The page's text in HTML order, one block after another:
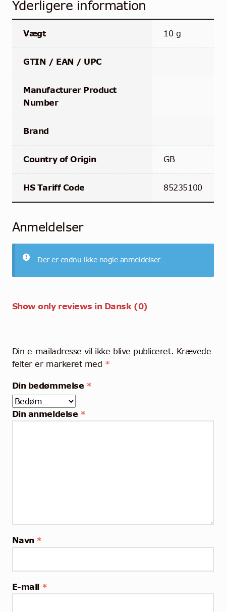
Yderligere information
Vægt 10 g
GTIN / EAN / UPC
Manufacturer Product
Number
Brand
Country of Origin GB
HS Tariff Code 85235100
Anmeldelser
Der er endnu ikke nogle anmeldelser.
Show only reviews in Dansk (0)
Din e-mailadresse vil ikke blive publiceret. Krævede
felter er markeret med *
Din bedømmelse *
Din anmeldelse *
Navn *
E-mail *